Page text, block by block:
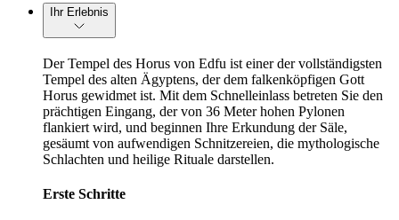
Ihr Erlebnis
Der Tempel des Horus von Edfu ist einer der vollständigsten
Tempel des alten Ägyptens, der dem falkenköpfigen Gott
Horus gewidmet ist. Mit dem Schnelleinlass betreten Sie den
prächtigen Eingang, der von 36 Meter hohen Pylonen
flankiert wird, und beginnen Ihre Erkundung der Säle,
gesäumt von aufwendigen Schnitzereien, die mythologische
Schlachten und heilige Rituale darstellen.
Erste Schritte